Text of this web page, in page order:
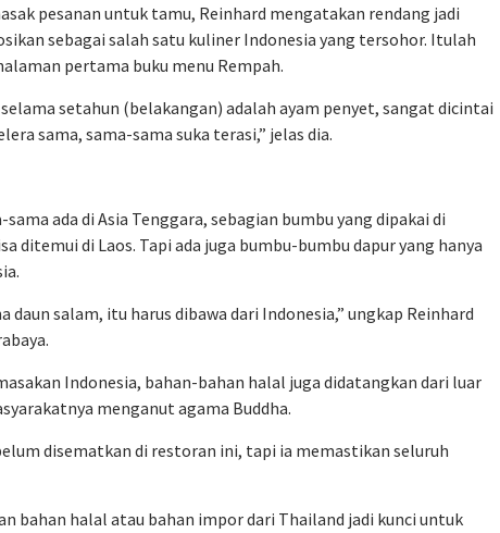
pesanan untuk tamu, Reinhard mengatakan rendang jadi
sebagai salah satu kuliner Indonesia yang tersohor. Itulah
pertama buku menu Rempah.
setahun (belakangan) adalah ayam penyet, sangat dicintai
sama, sama-sama suka terasi,” jelas dia.
ada di Asia Tenggara, sebagian bumbu yang dipakai di
ditemui di Laos. Tapi ada juga bumbu-bumbu dapur yang hanya
daun salam, itu harus dibawa dari Indonesia,” ungkap Reinhard
Indonesia, bahan-bahan halal juga didatangkan dari luar
menganut agama Buddha.
disematkan di restoran ini, tapi ia memastikan seluruh
bahan halal atau bahan impor dari Thailand jadi kunci untuk